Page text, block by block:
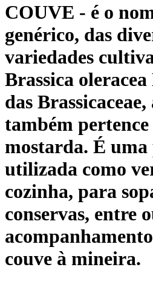
COUVE - é o
genérico, das
variedades
Brassica
das Brassicaceae,
também pertence
mostarda. É
utilizada como
cozinha, para
conservas, entre
couve à mineira.